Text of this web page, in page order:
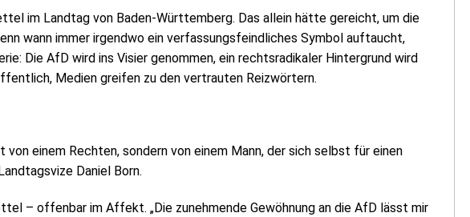
im Landtag von Baden-Württemberg. Das allein hätte gereicht, um die
wann immer irgendwo ein verfassungsfeindliches Symbol auftaucht,
Die AfD wird ins Visier genommen, ein rechtsradikaler Hintergrund wird
Medien greifen zu den vertrauten Reizwörtern.
von einem Rechten, sondern von einem Mann, der sich selbst für einen
Daniel Born.
– offenbar im Affekt. „Die zunehmende Gewöhnung an die AfD lässt mir